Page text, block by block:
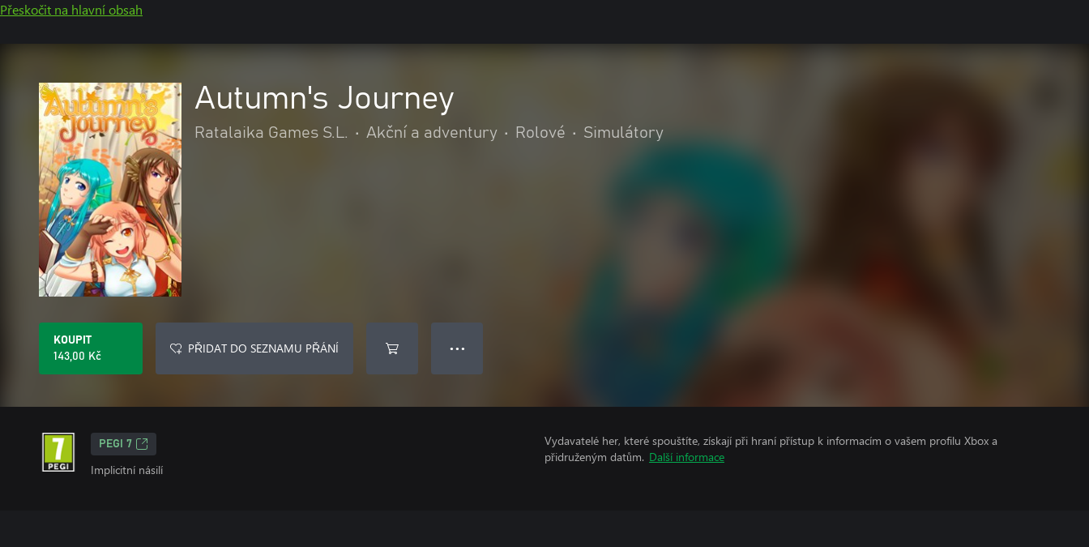
Přeskočit na hlavní obsah
Autumn's Journey
Ratalaika Games S.L. • Akční a adventury • Rolové • Simulátory
KOUPIT
143,00 Kč
PŘIDAT DO SEZNAMU PŘÁNÍ ● ● ●
PEGI 7
Implicitní násilí
Vydavatelé her, které spouštíte, získají při hraní přístup k informacím o vašem profilu Xbox a
přidruženým datům. Další informace